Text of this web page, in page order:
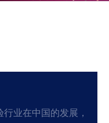
业在中国的发展，